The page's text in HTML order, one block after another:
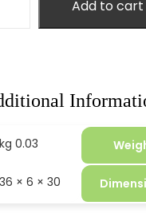
Add to cart
0.03 kg
30 × 6 × 36 cm